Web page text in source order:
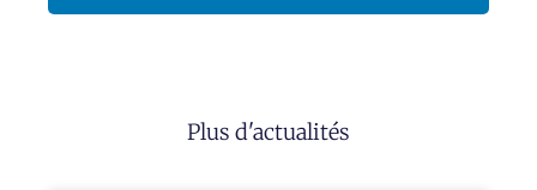
Plus d'actualités